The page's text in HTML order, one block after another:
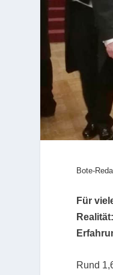
Bote-
Für
Rund